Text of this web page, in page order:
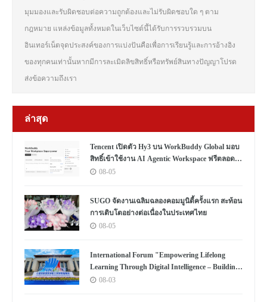
มุมมองและรับผิดชอบต่อความถูกต้องและไม่รับผิดชอบใด ๆ ตาม
กฎหมาย แหล่งข้อมูลทั้งหมดในเว็บไซต์นี้ได้รับการรวบรวมบน
อินเทอร์เน็ตจุดประสงค์ของการแบ่งปันคือเพื่อการเรียนรู้และการอ้างอิง
ของทุกคนเท่านั้นหากมีการละเมิดลิขสิทธิ์หรือทรัพย์สินทางปัญญาโปรด
ส่งข้อความถึงเรา
ล่าสุด
Tencent เปิดตัว Hy3 บน WorkBuddy Global มอบ
สิทธิ์เข้าใช้งาน AI Agentic Workspace ฟรีตลอด
เดือนสิงหาคม
08-05
SUGO จัดงานเฉลิมฉลองคอมมูนิตี้ครั้งแรก สะท้อน
การเติบโตอย่างต่อเนื่องในประเทศไทย
08-05
International Forum "Empowering Lifelong
Learning Through Digital Intelligence – Building
a New Ecosystem for Human Lifelong Learning"
08-03